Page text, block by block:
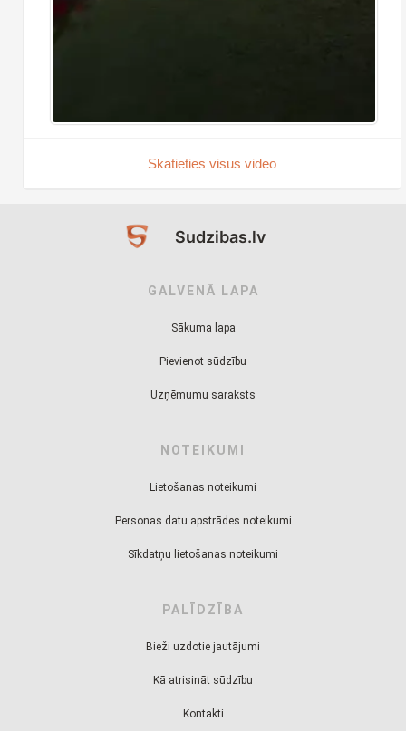
Skatieties visus video
Sudzibas.lv
GALVENĀ LAPA
Sākuma lapa
Pievienot sūdzību
Uzņēmumu saraksts
NOTEIKUMI
Lietošanas noteikumi
Personas datu apstrādes noteikumi
Sīkdatņu lietošanas noteikumi
PALĪDZĪBA
Bieži uzdotie jautājumi
Kā atrisināt sūdzību
Kontakti